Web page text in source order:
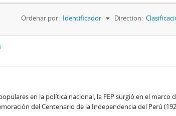
Ordenar por: Identificador Direction:
en la política nacional, la FEP surgió en el marco
del Centenario de la Independencia del Perú